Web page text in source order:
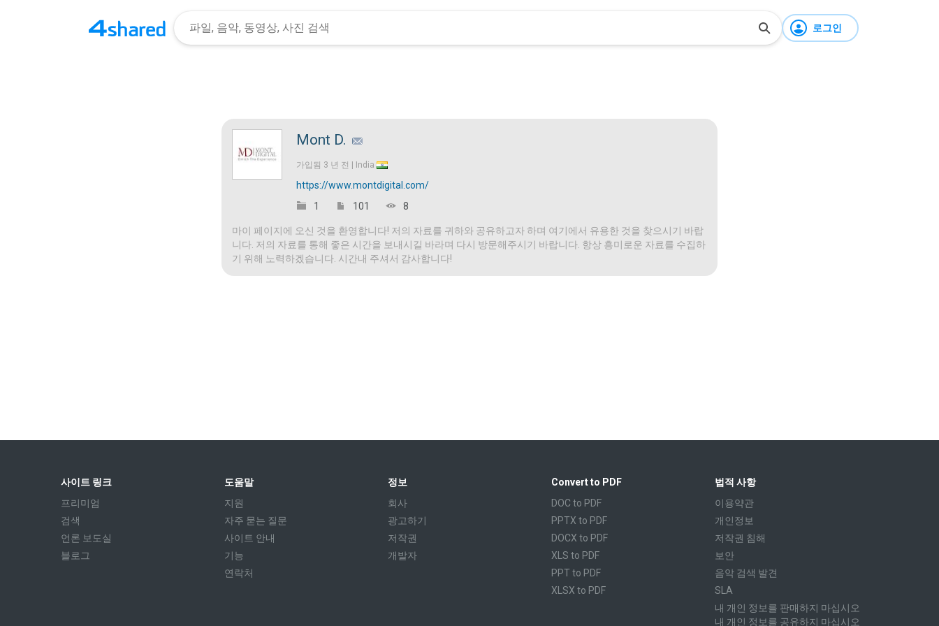
로그인
Mont D.
가입됨 3 년 전 | India
https://www.montdigital.com/
1
101 8
마이 페이지에 오신 것을 환영합니다! 저의 자료를 귀하와 공유하고자 하며 여기에서 유용한 것을 찾으시기 바랍
니다. 저의 자료를 통해 좋은 시간을 보내시길 바라며 다시 방문해주시기 바랍니다. 항상 흥미로운 자료를 수집하
기 위해 노력하겠습니다. 시간내 주셔서 감사합니다!
사이트 링크
프리미엄
검색
언론 보도실
블로그
도움말
지원
자주 묻는 질문
사이트 안내
기능
연락처
정보
회사
광고하기
저작권
개발자
Convert to PDF
DOC to PDF
PPTX to PDF
DOCX to PDF
XLS to PDF
PPT to PDF
XLSX to PDF
법적 사항
이용약관
개인정보
저작권 침해
보안
음악 검색 발견
SLA
내 개인 정보를 판매하지 마십시오
내 개인 정보를 공유하지 마십시오